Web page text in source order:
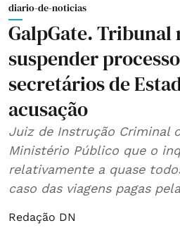
diario-de-noticias
GalpGate. Tribunal
suspender
secretários de
acusação
Juiz de Instrução Criminal
Ministério Público que o
relativamente a quase
caso das viagens pagas
Redação DN